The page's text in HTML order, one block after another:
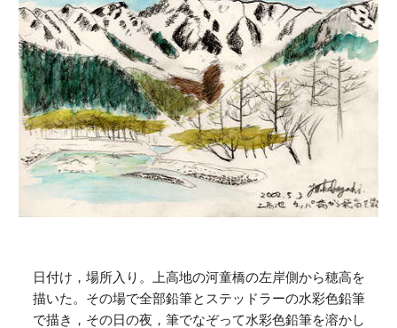
日付け，場所入り。上高地の河童橋の左岸側から穂高を
描いた。その場で全部鉛筆とステッドラーの水彩色鉛筆
で描き，その日の夜，筆でなぞって水彩色鉛筆を溶かし